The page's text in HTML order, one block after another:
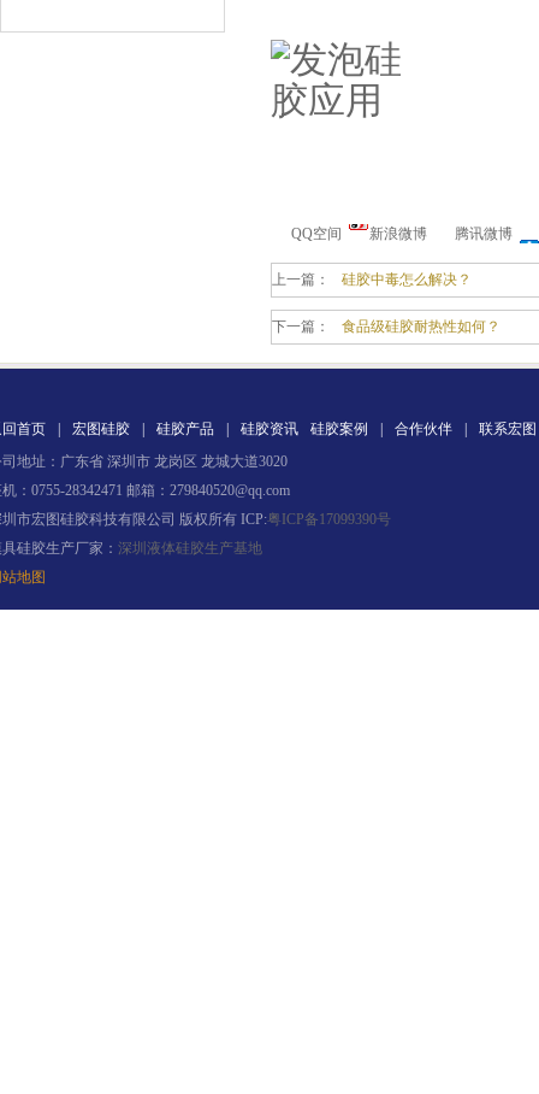
电子灌封胶
QQ空间 新浪微博 腾讯微博
上一篇： 硅胶中毒怎么解决？
下一篇： 食品级硅胶耐热性如何？
首页 宏图硅胶 硅胶产品 硅胶资讯 硅胶案例 合作伙伴
联系宏图
地址：广东省 深圳市 龙岗区 龙城大道3020
：0755-28342471 邮箱：279840520@qq.com
市宏图硅胶科技有限公司 版权所有 ICP:粤ICP备17099390号
硅胶生产厂家： 深圳液体硅胶生产基地
地图